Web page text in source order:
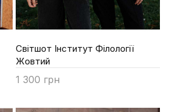
Світшот Інститут Філології
Жовтий
1 300 грн